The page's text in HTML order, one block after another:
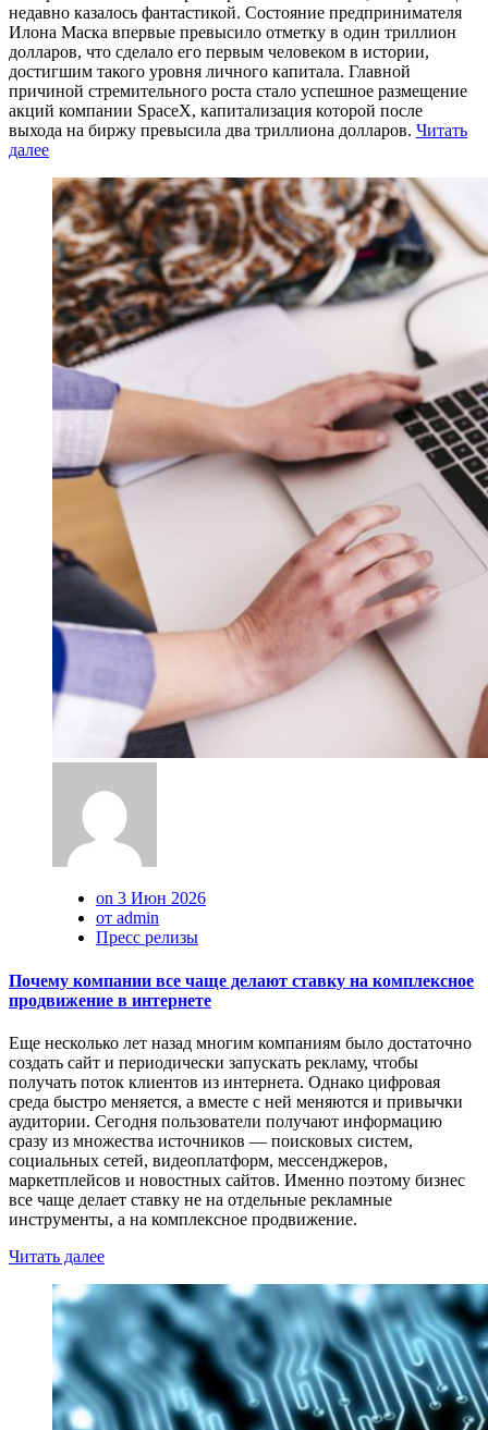
недавно казалось фантастикой. Состояние предпринимателя
Илона Маска впервые превысило отметку в один триллион
долларов, что сделало его первым человеком в истории,
достигшим такого уровня личного капитала. Главной
причиной стремительного роста стало успешное размещение
акций компании SpaceX, капитализация которой после
выхода на биржу превысила два триллиона долларов. Читать
далее
on 3 Июн 2026
от admin
Пресс релизы
Почему компании все чаще делают ставку на комплексное
продвижение в интернете
Еще несколько лет назад многим компаниям было достаточно
создать сайт и периодически запускать рекламу, чтобы
получать поток клиентов из интернета. Однако цифровая
среда быстро меняется, а вместе с ней меняются и привычки
аудитории. Сегодня пользователи получают информацию
сразу из множества источников — поисковых систем,
социальных сетей, видеоплатформ, мессенджеров,
маркетплейсов и новостных сайтов. Именно поэтому бизнес
все чаще делает ставку не на отдельные рекламные
инструменты, а на комплексное продвижение.
Читать далее